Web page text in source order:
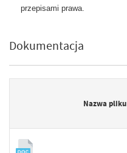
przepisami prawa.
Dokumentacja
Nazwa pliku